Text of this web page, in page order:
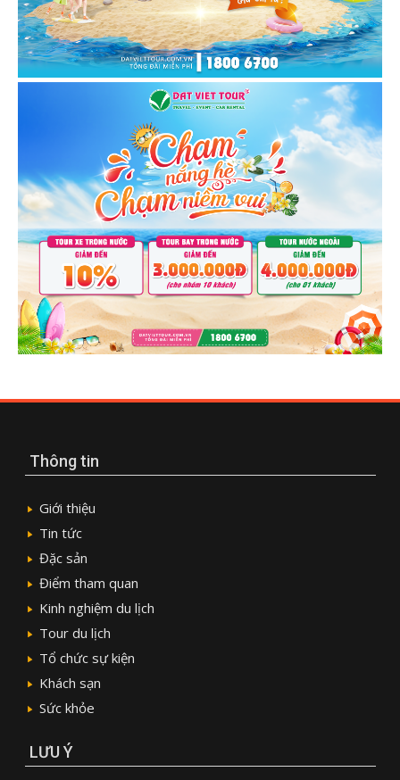
Thông tin
Giới thiệu
Tin tức
Đặc sản
Điểm tham quan
Kinh nghiệm du lịch
Tour du lịch
Tổ chức sự kiện
Khách sạn
Sức khỏe
LƯU Ý